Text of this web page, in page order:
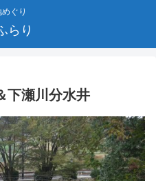
ぐり
らり
下瀬川分水井